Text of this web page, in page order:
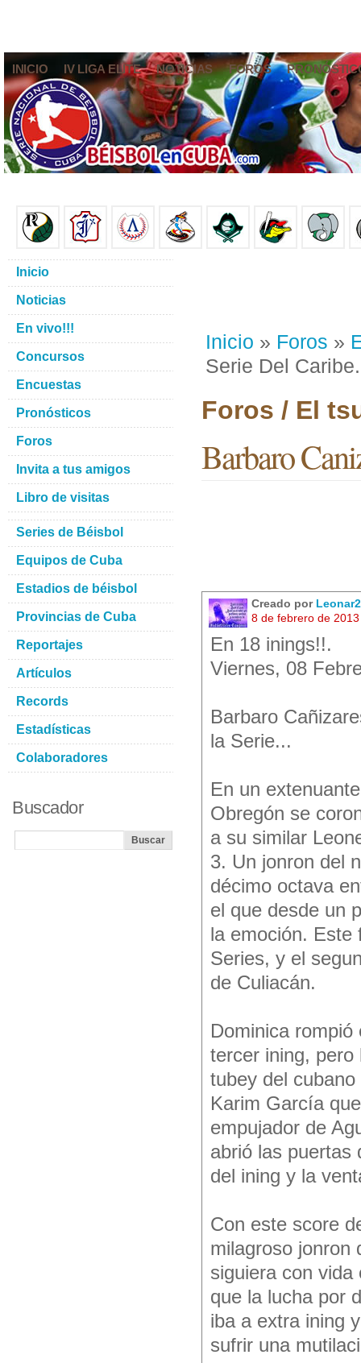
INICIO IV LIGA ELITE NOTICIAS FOROS
Inicio » Foros »
Serie Del Caribe.
Foros / El
Barbaro
Creado por Leonar2
8 de febrero de
En 18 inings!!.
Viernes, 08
Barbaro
la Serie...
En un
Obregón se
a su similar
3. Un jonron del
décimo octava
el que desde un
la emoción. Este
Series, y el
de Culiacán.
Dominica
tercer ining, pero
tubey del
Karim García
empujador de
abrió las puertas
del ining y la
Con este score
milagroso jonron
siguiera con
que la lucha por
iba a extra ining
sufrir una
Inicio
Noticias
En vivo!!!
Concursos
Encuestas
Pronósticos
Foros
Invita a tus amigos
Libro de visitas
Series de Béisbol
Equipos de Cuba
Estadios de béisbol
Provincias de Cuba
Reportajes
Artículos
Records
Estadísticas
Colaboradores
Buscador